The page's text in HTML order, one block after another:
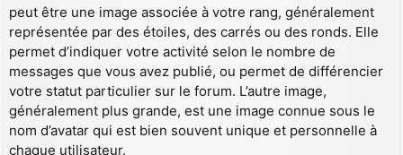
peut être une image associée à votre rang, généralement
représentée par des étoiles, des carrés ou des ronds. Elle
permet d’indiquer votre activité selon le nombre de
messages que vous avez publié, ou permet de différencier
votre statut particulier sur le forum. L’autre image,
généralement plus grande, est une image connue sous le
nom d’avatar qui est bien souvent unique et personnelle à
chaque utilisateur.